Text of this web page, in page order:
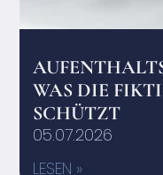
WAS DIE
SCHÜTZT
05.07.2026
LESEN »